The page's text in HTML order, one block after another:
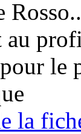
au
le
la